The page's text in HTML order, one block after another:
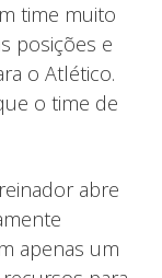
time muito
posições e
o Atlético.
o time de
abre
apenas um